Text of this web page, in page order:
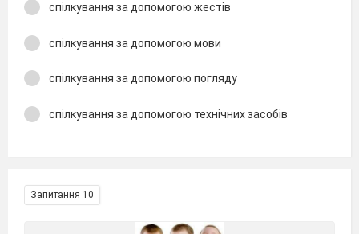
спілкування за допомогою жестів
спілкування за допомогою мови
спілкування за допомогою погляду
спілкування за допомогою технічних засобів
Запитання 10